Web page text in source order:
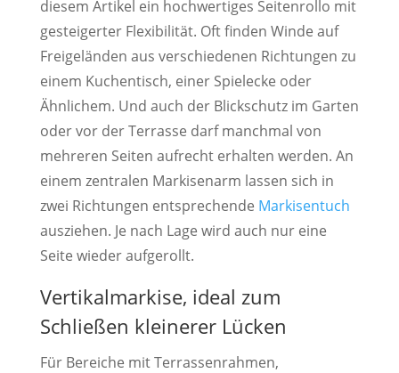
diesem Artikel ein hochwertiges Seitenrollo mit
gesteigerter Flexibilität. Oft finden Winde auf
Freigeländen aus verschiedenen Richtungen zu
einem Kuchentisch, einer Spielecke oder
Ähnlichem. Und auch der Blickschutz im Garten
oder vor der Terrasse darf manchmal von
mehreren Seiten aufrecht erhalten werden. An
einem zentralen Markisenarm lassen sich in
zwei Richtungen entsprechende Markisentuch
ausziehen. Je nach Lage wird auch nur eine
Seite wieder aufgerollt.
Vertikalmarkise, ideal zum
Schließen kleinerer Lücken
Für Bereiche mit Terrassenrahmen,